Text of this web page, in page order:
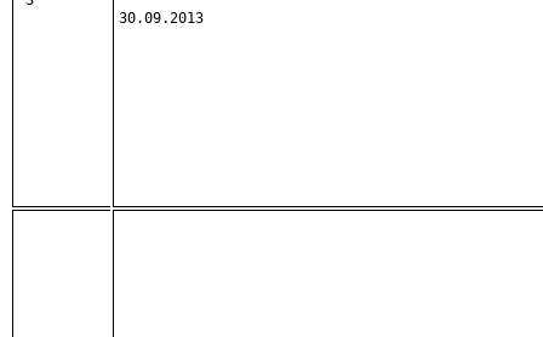
30.09.2013